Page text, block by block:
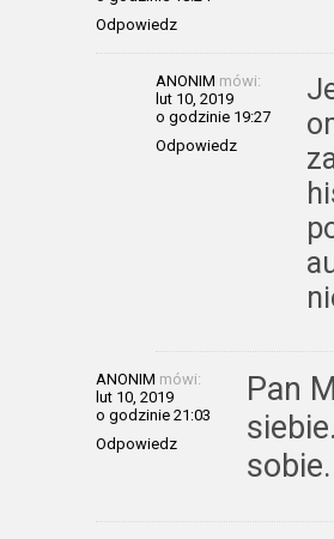
Odpowiedz
ANONIM mówi:
lut 10, 2019
o godzinie 19:27
Odpowiedz
ANONIM mówi:
lut 10, 2019
o godzinie 21:03
Odpowiedz
Pan
sobie.